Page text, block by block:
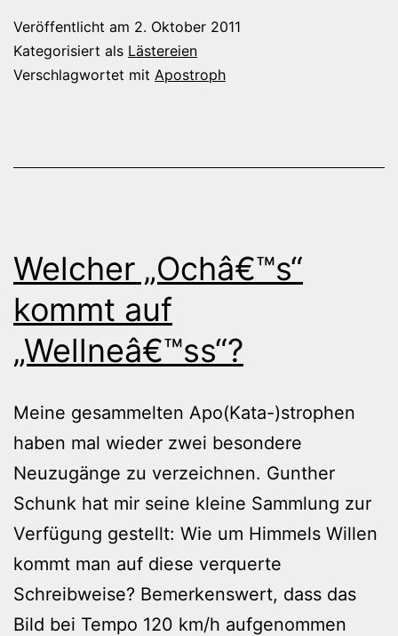
Veröffentlicht am 2. Oktober 2011
Kategorisiert als Lästereien
Verschlagwortet mit Apostroph
Welcher „Ochâ€™s“
kommt auf
„Wellneâ€™ss“?
Meine gesammelten Apo(Kata-)strophen
haben mal wieder zwei besondere
Neuzugänge zu verzeichnen. Gunther
Schunk hat mir seine kleine Sammlung zur
Verfügung gestellt: Wie um Himmels Willen
kommt man auf diese verquerte
Schreibweise? Bemerkenswert, dass das
Bild bei Tempo 120 km/h aufgenommen